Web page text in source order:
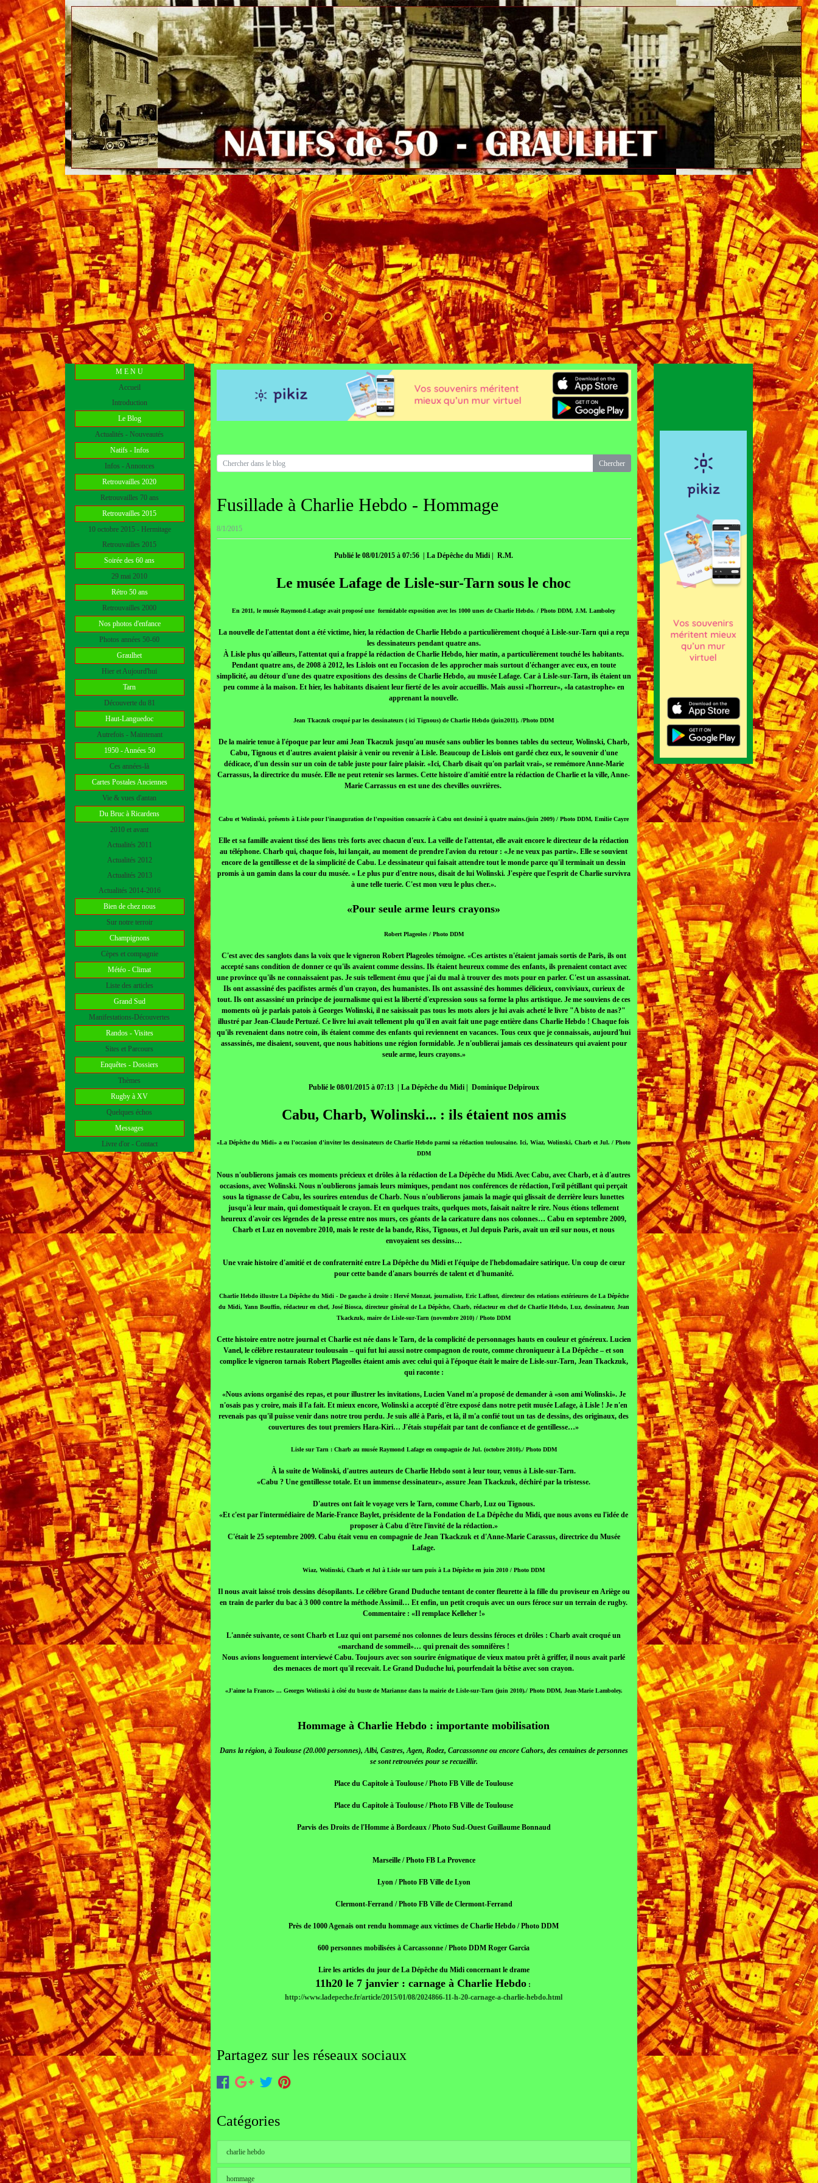
M E N U
Accueil
Introduction
Le Blog
Actualités - Nouveautés
Natifs - Infos
Infos - Annonces
Retrouvailles 2020
Retrouvailles 70 ans
Retrouvailles 2015
10 octobre 2015 - Hermitage
Retrouvailles 2015
Soirée des 60 ans
29 mai 2010
Rétro 50 ans
Retrouvailles 2000
Nos photos d'enfance
Photos années 50-60
Graulhet
Hier et Aujourd'hui
Tarn
Découverte du 81
Haut-Languedoc
Autrefois - Maintenant
1950 - Années 50
Ces années-là
Cartes Postales Anciennes
Vie & vues d'antan
Du Bruc à Ricardens
2010 et avant
Actualités 2011
Actualités 2012
Actualités 2013
Actualités 2014-2016
Bien de chez nous
Sur notre terroir
Champignons
Cèpes et compagnie
Météo - Climat
Liste des articles
Grand Sud
Manifestations-Découvertes
Randos - Visites
Sites et Parcours
Enquêtes - Dossiers
Thèmes
Rugby à XV
Quelques échos
Messages
Livre d'or - Contact
Fusillade à Charlie Hebdo - Hommage
8/1/2015
Publié le 08/01/2015 à 07:56 | La Dépêche du Midi | R.M.
Le musée Lafage de Lisle-sur-Tarn sous le choc
En 2011, le musée Raymond-Lafage avait proposé une formidable exposition avec les 1000 unes de Charlie Hebdo. / Photo DDM, J.M. Lamboley
La nouvelle de l'attentat dont a été victime, hier, la rédaction de Charlie Hebdo a particulièrement choqué à Lisle-sur-Tarn qui a reçu
les dessinateurs pendant quatre ans.
À Lisle plus qu'ailleurs, l'attentat qui a frappé la rédaction de Charlie Hebdo, hier matin, a particulièrement touché les habitants.
Pendant quatre ans, de 2008 à 2012, les Lislois ont eu l'occasion de les approcher mais surtout d'échanger avec eux, en toute
simplicité, au détour d'une des quatre expositions des dessins de Charlie Hebdo, au musée Lafage. Car à Lisle-sur-Tarn, ils étaient un
peu comme à la maison. Et hier, les habitants disaient leur fierté de les avoir accueillis. Mais aussi «l'horreur», «la catastrophe» en
apprenant la nouvelle.
Jean Tkaczuk croqué par les dessinateurs ( ici Tignous) de Charlie Hebdo (juin2011). /Photo DDM
De la mairie tenue à l'époque par leur ami Jean Tkaczuk jusqu'au musée sans oublier les bonnes tables du secteur, Wolinski, Charb,
Cabu, Tignous et d'autres avaient plaisir à venir ou revenir à Lisle. Beaucoup de Lislois ont gardé chez eux, le souvenir d'une
dédicace, d'un dessin sur un coin de table juste pour faire plaisir. «Ici, Charb disait qu'on parlait vrai», se remémore Anne-Marie
Carrassus, la directrice du musée. Elle ne peut retenir ses larmes. Cette histoire d'amitié entre la rédaction de Charlie et la ville, Anne-
Marie Carrassus en est une des chevilles ouvrières.
Cabu et Wolinski, présents à Lisle pour l'inauguration de l'exposition consacrée à Cabu ont dessiné à quatre mains.(juin 2009) / Photo DDM, Emilie Cayre
Elle et sa famille avaient tissé des liens très forts avec chacun d'eux. La veille de l'attentat, elle avait encore le directeur de la rédaction
au téléphone. Charb qui, chaque fois, lui lançait, au moment de prendre l'avion du retour : «Je ne veux pas partir». Elle se souvient
encore de la gentillesse et de la simplicité de Cabu. Le dessinateur qui faisait attendre tout le monde parce qu'il terminait un dessin
promis à un gamin dans la cour du musée. « Le plus pur d'entre nous, disait de lui Wolinski. J'espère que l'esprit de Charlie survivra
à une telle tuerie. C'est mon vœu le plus cher.».
«Pour seule arme leurs crayons»
Robert Plageoles / Photo DDM
C'est avec des sanglots dans la voix que le vigneron Robert Plageoles témoigne. «Ces artistes n'étaient jamais sortis de Paris, ils ont
accepté sans condition de donner ce qu'ils avaient comme dessins. Ils étaient heureux comme des enfants, ils prenaient contact avec
une province qu'ils ne connaissaient pas. Je suis tellement ému que j'ai du mal à trouver des mots pour en parler. C'est un assassinat.
Ils ont assassiné des pacifistes armés d'un crayon, des humanistes. Ils ont assassiné des hommes délicieux, conviviaux, curieux de
tout. Ils ont assassiné un principe de journalisme qui est la liberté d'expression sous sa forme la plus artistique. Je me souviens de ces
moments où je parlais patois à Georges Wolinski, il ne saisissait pas tous les mots alors je lui avais acheté le livre "A bisto de nas?"
illustré par Jean-Claude Pertuzé. Ce livre lui avait tellement plu qu'il en avait fait une page entière dans Charlie Hebdo ! Chaque fois
qu'ils revenaient dans notre coin, ils étaient comme des enfants qui reviennent en vacances. Tous ceux que je connaissais, aujourd'hui
assassinés, me disaient, souvent, que nous habitions une région formidable. Je n'oublierai jamais ces dessinateurs qui avaient pour
seule arme, leurs crayons.»
Publié le 08/01/2015 à 07:13 | La Dépêche du Midi | Dominique Delpiroux
Cabu, Charb, Wolinski... : ils étaient nos amis
«La Dépêche du Midi» a eu l'occasion d'inviter les dessinateurs de Charlie Hebdo parmi sa rédaction toulousaine. Ici, Wiaz, Wolinski, Charb et Jul. / Photo
DDM
Nous n'oublierons jamais ces moments précieux et drôles à la rédaction de La Dépêche du Midi. Avec Cabu, avec Charb, et à d'autres
occasions, avec Wolinski. Nous n'oublierons jamais leurs mimiques, pendant nos conférences de rédaction, l'œil pétillant qui perçait
sous la tignasse de Cabu, les sourires entendus de Charb. Nous n'oublierons jamais la magie qui glissait de derrière leurs lunettes
jusqu'à leur main, qui domestiquait le crayon. Et en quelques traits, quelques mots, faisait naître le rire. Nous étions tellement
heureux d'avoir ces légendes de la presse entre nos murs, ces géants de la caricature dans nos colonnes… Cabu en septembre 2009,
Charb et Luz en novembre 2010, mais le reste de la bande, Riss, Tignous, et Jul depuis Paris, avait un œil sur nous, et nous
envoyaient ses dessins…
Une vraie histoire d'amitié et de confraternité entre La Dépêche du Midi et l'équipe de l'hebdomadaire satirique. Un coup de cœur
pour cette bande d'anars bourrés de talent et d'humanité.
Charlie Hebdo illustre La Dépêche du Midi - De gauche à droite : Hervé Monzat, journaliste, Eric Laffont, directeur des relations extérieures de La Dépêche
du Midi, Yann Bouffin, rédacteur en chef, José Biosca, directeur général de La Dépêche, Charb, rédacteur en chef de Charlie Hebdo, Luz, dessinateur, Jean
Tkackzuk, maire de Lisle-sur-Tarn (novembre 2010) / Photo DDM
Cette histoire entre notre journal et Charlie est née dans le Tarn, de la complicité de personnages hauts en couleur et généreux. Lucien
Vanel, le célèbre restaurateur toulousain – qui fut lui aussi notre compagnon de route, comme chroniqueur à La Dépêche – et son
complice le vigneron tarnais Robert Plageolles étaient amis avec celui qui à l'époque était le maire de Lisle-sur-Tarn, Jean Tkackzuk,
qui raconte :
«Nous avions organisé des repas, et pour illustrer les invitations, Lucien Vanel m'a proposé de demander à «son ami Wolinski». Je
n'osais pas y croire, mais il l'a fait. Et mieux encore, Wolinski a accepté d'être exposé dans notre petit musée Lafage, à Lisle ! Je n'en
revenais pas qu'il puisse venir dans notre trou perdu. Je suis allé à Paris, et là, il m'a confié tout un tas de dessins, des originaux, des
couvertures des tout premiers Hara-Kiri… J'étais stupéfait par tant de confiance et de gentillesse…»
Lisle sur Tarn : Charb au musée Raymond Lafage en compagnie de Jul. (octobre 2010)./ Photo DDM
À la suite de Wolinski, d'autres auteurs de Charlie Hebdo sont à leur tour, venus à Lisle-sur-Tarn.
«Cabu ? Une gentillesse totale. Et un immense dessinateur», assure Jean Tkackzuk, déchiré par la tristesse.
D'autres ont fait le voyage vers le Tarn, comme Charb, Luz ou Tignous.
«Et c'est par l'intermédiaire de Marie-France Baylet, présidente de la Fondation de La Dépêche du Midi, que nous avons eu l'idée de
proposer à Cabu d'être l'invité de la rédaction.»
C'était le 25 septembre 2009. Cabu était venu en compagnie de Jean Tkackzuk et d'Anne-Marie Carassus, directrice du Musée
Lafage.
Wiaz, Wolinski, Charb et Jul à Lisle sur tarn puis à La Dépêche en juin 2010 / Photo DDM
Il nous avait laissé trois dessins désopilants. Le célèbre Grand Duduche tentant de conter fleurette à la fille du proviseur en Ariège ou
en train de parler du bac à 3 000 contre la méthode Assimil… Et enfin, un petit croquis avec un ours féroce sur un terrain de rugby.
Commentaire : «Il remplace Kelleher !»
L'année suivante, ce sont Charb et Luz qui ont parsemé nos colonnes de leurs dessins féroces et drôles : Charb avait croqué un
«marchand de sommeil»… qui prenait des somnifères !
Nous avions longuement interviewé Cabu. Toujours avec son sourire énigmatique de vieux matou prêt à griffer, il nous avait parlé
des menaces de mort qu'il recevait. Le Grand Duduche lui, pourfendait la bêtise avec son crayon.
«J'aime la France» ... Georges Wolinski à côté du buste de Marianne dans la mairie de Lisle-sur-Tarn (juin 2010)./ Photo DDM, Jean-Marie Lamboley.
Hommage à Charlie Hebdo : importante mobilisation
Dans la région, à Toulouse (20.000 personnes), Albi, Castres, Agen, Rodez, Carcassonne ou encore Cahors, des centaines de personnes
se sont retrouvées pour se recueillir.
Place du Capitole à Toulouse / Photo FB Ville de Toulouse
Place du Capitole à Toulouse / Photo FB Ville de Toulouse
Parvis des Droits de l'Homme à Bordeaux / Photo Sud-Ouest Guillaume Bonnaud
Marseille / Photo FB La Provence
Lyon / Photo FB Ville de Lyon
Clermont-Ferrand / Photo FB Ville de Clermont-Ferrand
Près de 1000 Agenais ont rendu hommage aux victimes de Charlie Hebdo / Photo DDM
600 personnes mobilisées à Carcassonne / Photo DDM Roger Garcia
Lire les articles du jour de La Dépêche du Midi concernant le drame
11h20 le 7 janvier : carnage à Charlie Hebdo:
http://www.ladepeche.fr/article/2015/01/08/2024866-11-h-20-carnage-a-charlie-hebdo.html
Partagez sur les réseaux sociaux
Catégories
charlie hebdo
hommage